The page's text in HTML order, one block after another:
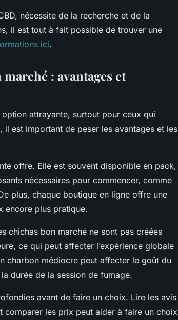
nécessite de la recherche et de la
il est tout à fait possible de trouver une
ici.
: avantages et
attrayante, surtout pour ceux qui
est important de peser les avantages et les
offre. Elle est souvent disponible en pack,
nécessaires pour commencer, comme
plus, chaque boutique en ligne offre une
encore plus pratique.
chichas bon marché ne sont pas créées
ce qui peut affecter l’expérience globale
charbon médiocre peut affecter le goût du
durée de la session de fumage.
avant de faire un choix. Lire les avis
les prix peut aider à faire un choix